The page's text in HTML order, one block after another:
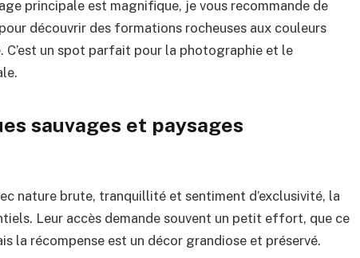
principale est magnifique, je vous recommande de
découvrir des formations rocheuses aux couleurs
C’est un spot parfait pour la photographie et le
sauvages et paysages
nature brute, tranquillité et sentiment d’exclusivité, la
Leur accès demande souvent un petit effort, que ce
la récompense est un décor grandiose et préservé.